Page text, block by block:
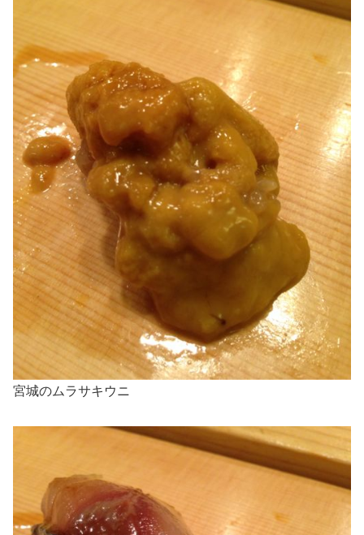
宮城のムラサキウニ